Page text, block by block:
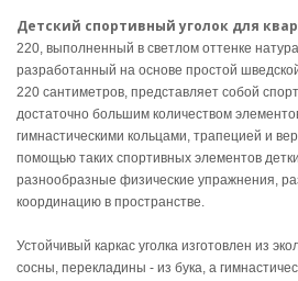
Детский спортивный уголок для
220, выполненный в светлом оттенке
разработанный на основе простой
220 сантиметров, представляет собой
достаточно большим количеством
гимнастическими кольцами, трапецией и
помощью таких спортивных элементов
разнообразные физические упражнения,
координацию в пространстве.
Устойчивый каркас уголка изготовлен из
сосны, перекладины - из бука, а